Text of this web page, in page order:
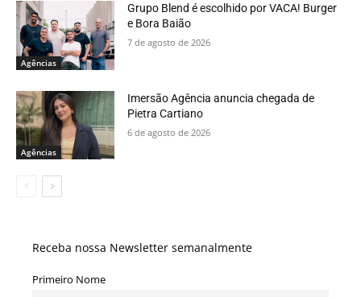
Agências
Grupo Blend é escolhido por VACA! Burger
e Bora Baião
7 de agosto de 2026
Agências
Imersão Agência anuncia chegada de
Pietra Cartiano
6 de agosto de 2026
Receba nossa Newsletter semanalmente
Primeiro Nome